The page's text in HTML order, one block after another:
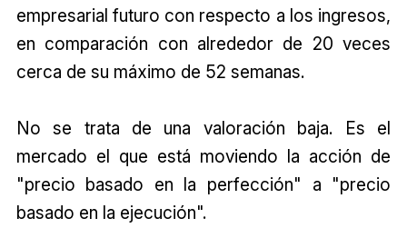
empresarial futuro con respecto a los ingresos,
en comparación con alrededor de 20 veces
cerca de su máximo de 52 semanas.
No se trata de una valoración baja. Es el
mercado el que está moviendo la acción de
"precio basado en la perfección" a "precio
basado en la ejecución".